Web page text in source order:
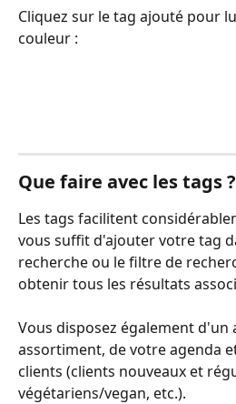
Cliquez sur le tag ajouté pour
couleur :
Que faire avec les tags ?
Les tags facilitent
vous suffit d'ajouter votre tag
recherche ou le filtre de
obtenir tous les résultats
Vous disposez également d'un
assortiment, de votre agenda
clients (clients nouveaux et
végétariens/vegan, etc.).